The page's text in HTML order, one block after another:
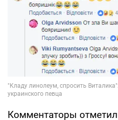
Комментаторы